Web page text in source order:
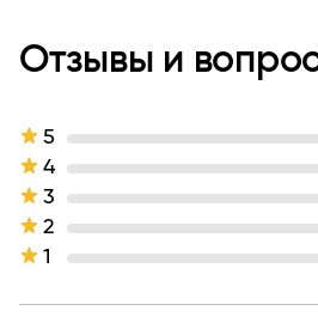
Возраст
Для всех
Комплектация
Активные компоненты
Тип кожи
Эффект / Свойство
Тип продукта
Текстура
Отзывы и
5
4
3
2
1